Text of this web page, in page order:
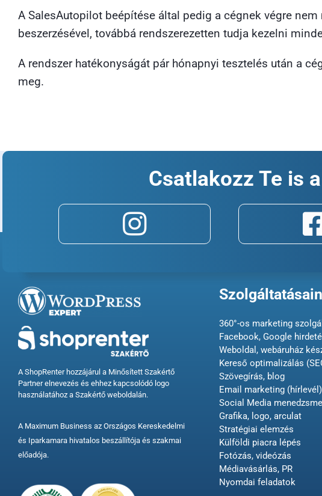
A SalesAutopilot beépítése által pedig a cégnek végre
beszerzésével, továbbá rendszerezetten tudja kezelni
A rendszer hatékonyságát pár hónapnyi tesztelés után a
meg.
Csatlakozz Te is
A ShopRenter hozzájárul a Minősített Szakértő
Partner elnevezés és ehhez kapcsolódó logo
használatához a Szakértő weboldalán.
A Maximum Business az Országos Kereskedelmi
és Iparkamara hivatalos beszállítója és szakmai
előadója.
360°-os marketing
Facebook, Google
Weboldal, webáruház
Kereső optimalizálás
Szövegírás, blog
Email marketing (hírlevél)
Social Media
Grafika, logo, arculat
Stratégiai elemzés
Külföldi piacra lépés
Fotózás, videózás
Médiavásárlás, PR
Nyomdai feladatok